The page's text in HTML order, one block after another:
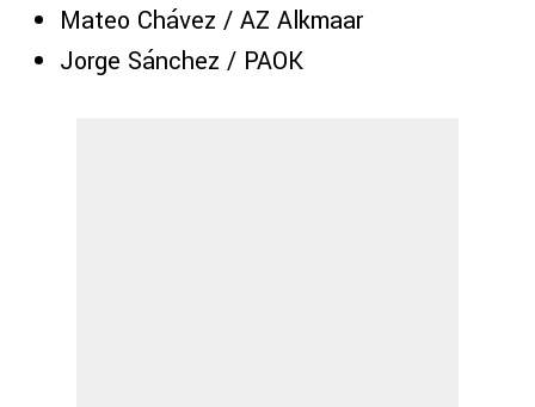
Mateo Chávez / AZ Alkmaar
Jorge Sánchez / PAOK